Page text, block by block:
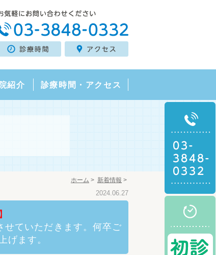
紹介 診療時間・アクセス
ホーム > 新着情報 >
2024.06.27
ていただきます。何卒ご
げます。